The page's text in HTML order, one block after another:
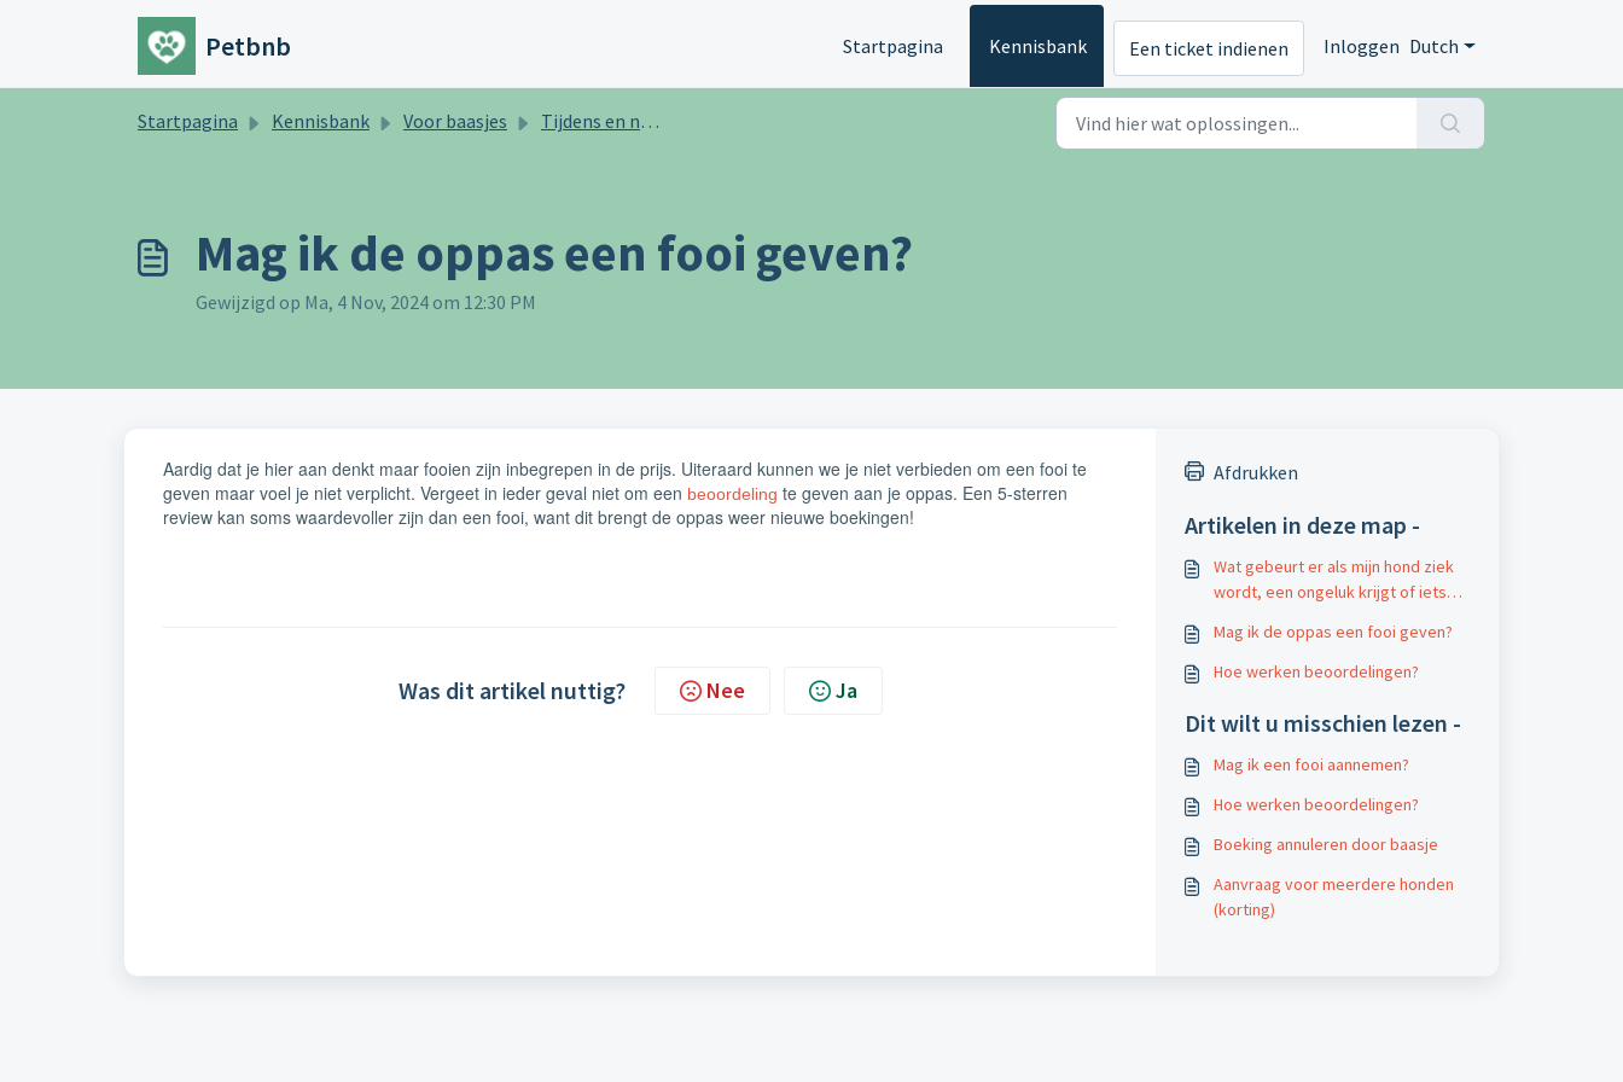
Doorgaan naar hoofdinhoud
Petbnb Startpagina Kennisbank Een ticket indienen Inloggen Dutch
Startpagina Kennisbank Voor baasjes Tijdens en na het verblijf
Mag ik de oppas een fooi geven?
Gewijzigd op Ma, 4 Nov, 2024 om 12:30 PM
Aardig dat je hier aan denkt maar fooien zijn inbegrepen in de prijs. Uiteraard kunnen we je niet verbieden om een fooi te
geven maar voel je niet verplicht. Vergeet in ieder geval niet om een beoordeling te geven aan je oppas. Een 5-sterren
review kan soms waardevoller zijn dan een fooi, want dit brengt de oppas weer nieuwe boekingen!
Was dit artikel nuttig? Nee Ja
Afdrukken
Artikelen in deze map -
Wat gebeurt er als mijn hond ziek
wordt, een ongeluk krijgt of iets
Mag ik de oppas een fooi geven?
Hoe werken beoordelingen?
Dit wilt u misschien lezen -
Mag ik een fooi aannemen?
Hoe werken beoordelingen?
Boeking annuleren door baasje
Aanvraag voor meerdere honden
(korting)